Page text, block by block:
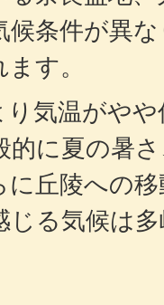
候条件が異
す。
気温がや
的に夏の暑
丘陵への
じる気候は